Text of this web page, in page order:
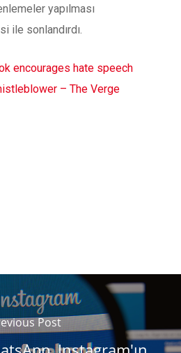
yapılması
ile sonlandırdı.
encourages hate speech
– The Verge
Post